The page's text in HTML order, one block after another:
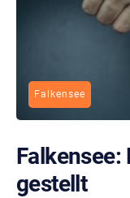
Falkensee
gestellt